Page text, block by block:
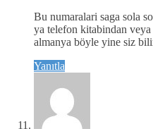
Bu numaralari saga sola
ya telefon kitabindan
almanya böyle yine siz
Yanıtla